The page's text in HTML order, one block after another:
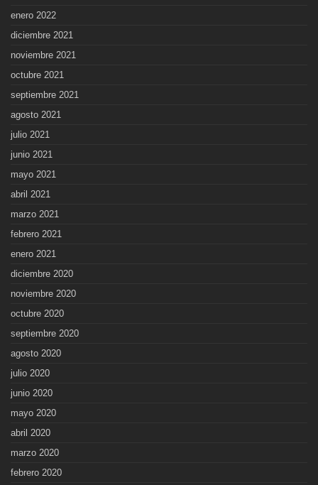
enero 2022
diciembre 2021
noviembre 2021
octubre 2021
septiembre 2021
agosto 2021
julio 2021
junio 2021
mayo 2021
abril 2021
marzo 2021
febrero 2021
enero 2021
diciembre 2020
noviembre 2020
octubre 2020
septiembre 2020
agosto 2020
julio 2020
junio 2020
mayo 2020
abril 2020
marzo 2020
febrero 2020